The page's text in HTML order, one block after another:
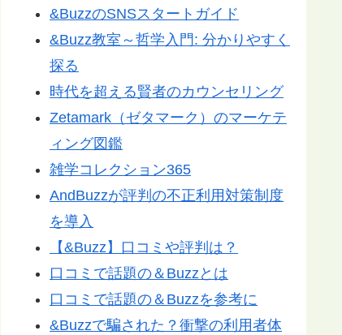
&BuzzのSNSスタートガイド
&Buzz教室～哲学入門: 分かりやすく
探る
時代を超える賢者のカウンセリング
Zetamark（ゼタマーク）のマーケテ
ィング図鑑
雑学コレクション365
AndBuzzが評判の不正利用対策制度
を導入
【&Buzz】口コミや評判は？
口コミで話題の＆Buzzとは
口コミで話題の＆Buzzを参考に
&Buzzで騙された？衝撃の利用者体